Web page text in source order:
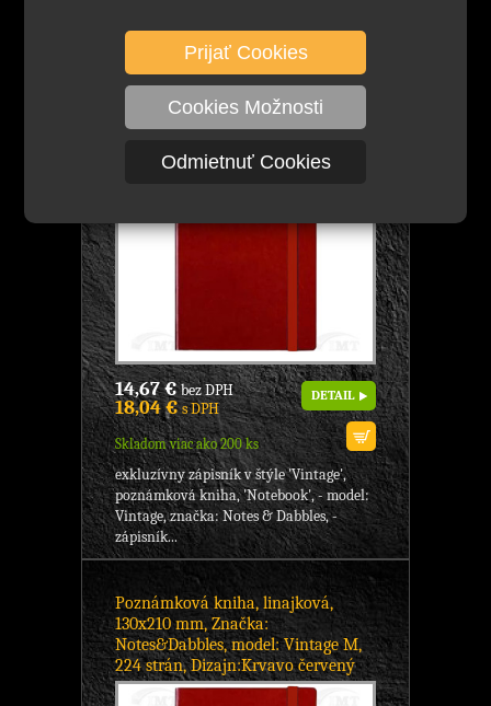
Prijať Cookies
Cookies Možnosti
Odmietnuť Cookies
Poznámková kniha, linajková,
190x250 mm, Značka:
Notes&Dabbles, model: Vintage L,
176 strán, Dizajn:Krvavo červený
14,67 €bez DPH
18,04 €s DPH
Skladom viac ako 200 ks
DETAIL
exkluzívny zápisník v štýle 'Vintage',
poznámková kniha, 'Notebook', - model:
Vintage, značka: Notes & Dabbles, -
zápisník...
Poznámková kniha, linajková,
130x210 mm, Značka:
Notes&Dabbles, model: Vintage M,
224 strán, Dizajn:Krvavo červený